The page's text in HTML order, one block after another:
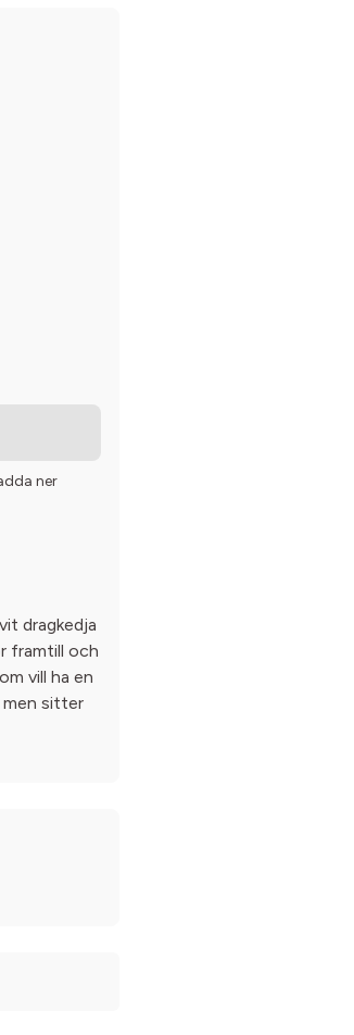
ner
dragkedja
framtill och
vill ha en
men sitter